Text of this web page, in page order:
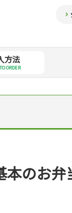
方法
ORDER
のお弁